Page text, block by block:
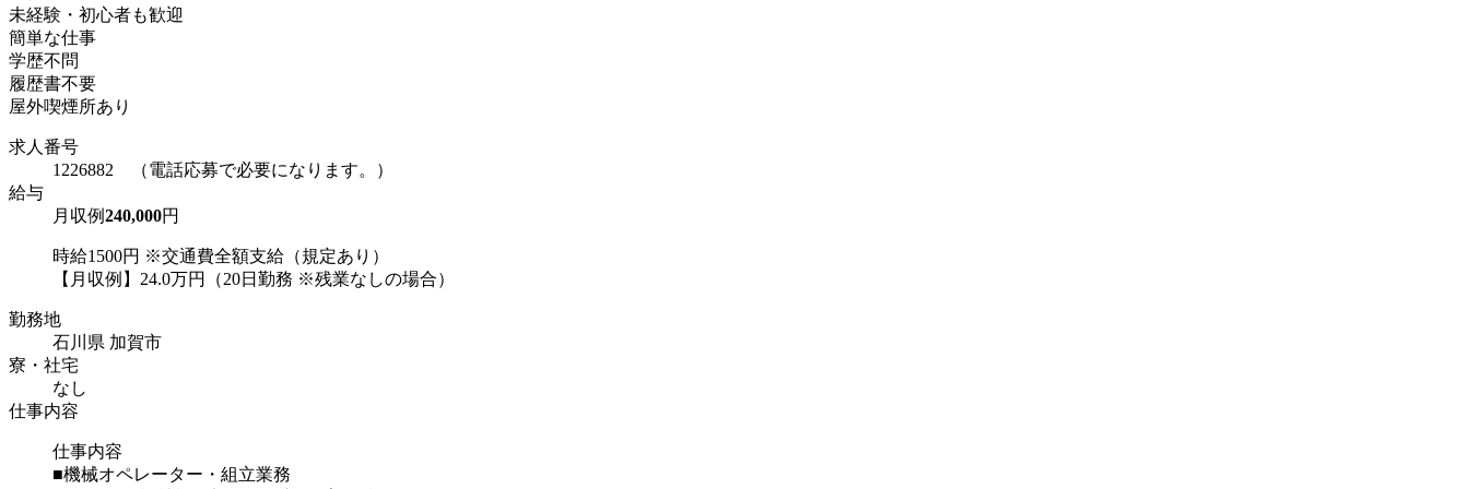
未経験・初心者も歓迎
簡単な仕事
学歴不問
履歴書不要
屋外喫煙所あり
求人番号
1226882 （電話応募で必要になります。）
給与
月収例240,000円
時給1500円 ※交通費全額支給（規定あり）
【月収例】24.0万円（20日勤務 ※残業なしの場合）
勤務地
石川県 加賀市
寮・社宅
なし
仕事内容
仕事内容
■機械オペレーター・組立業務